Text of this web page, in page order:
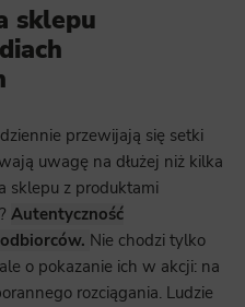
sklepu
przewijają się setki
uwagę na dłużej niż kilka
sklepu z produktami
Autentyczność
Nie chodzi tylko
o pokazanie ich w akcji: na
rozciągania. Ludzie